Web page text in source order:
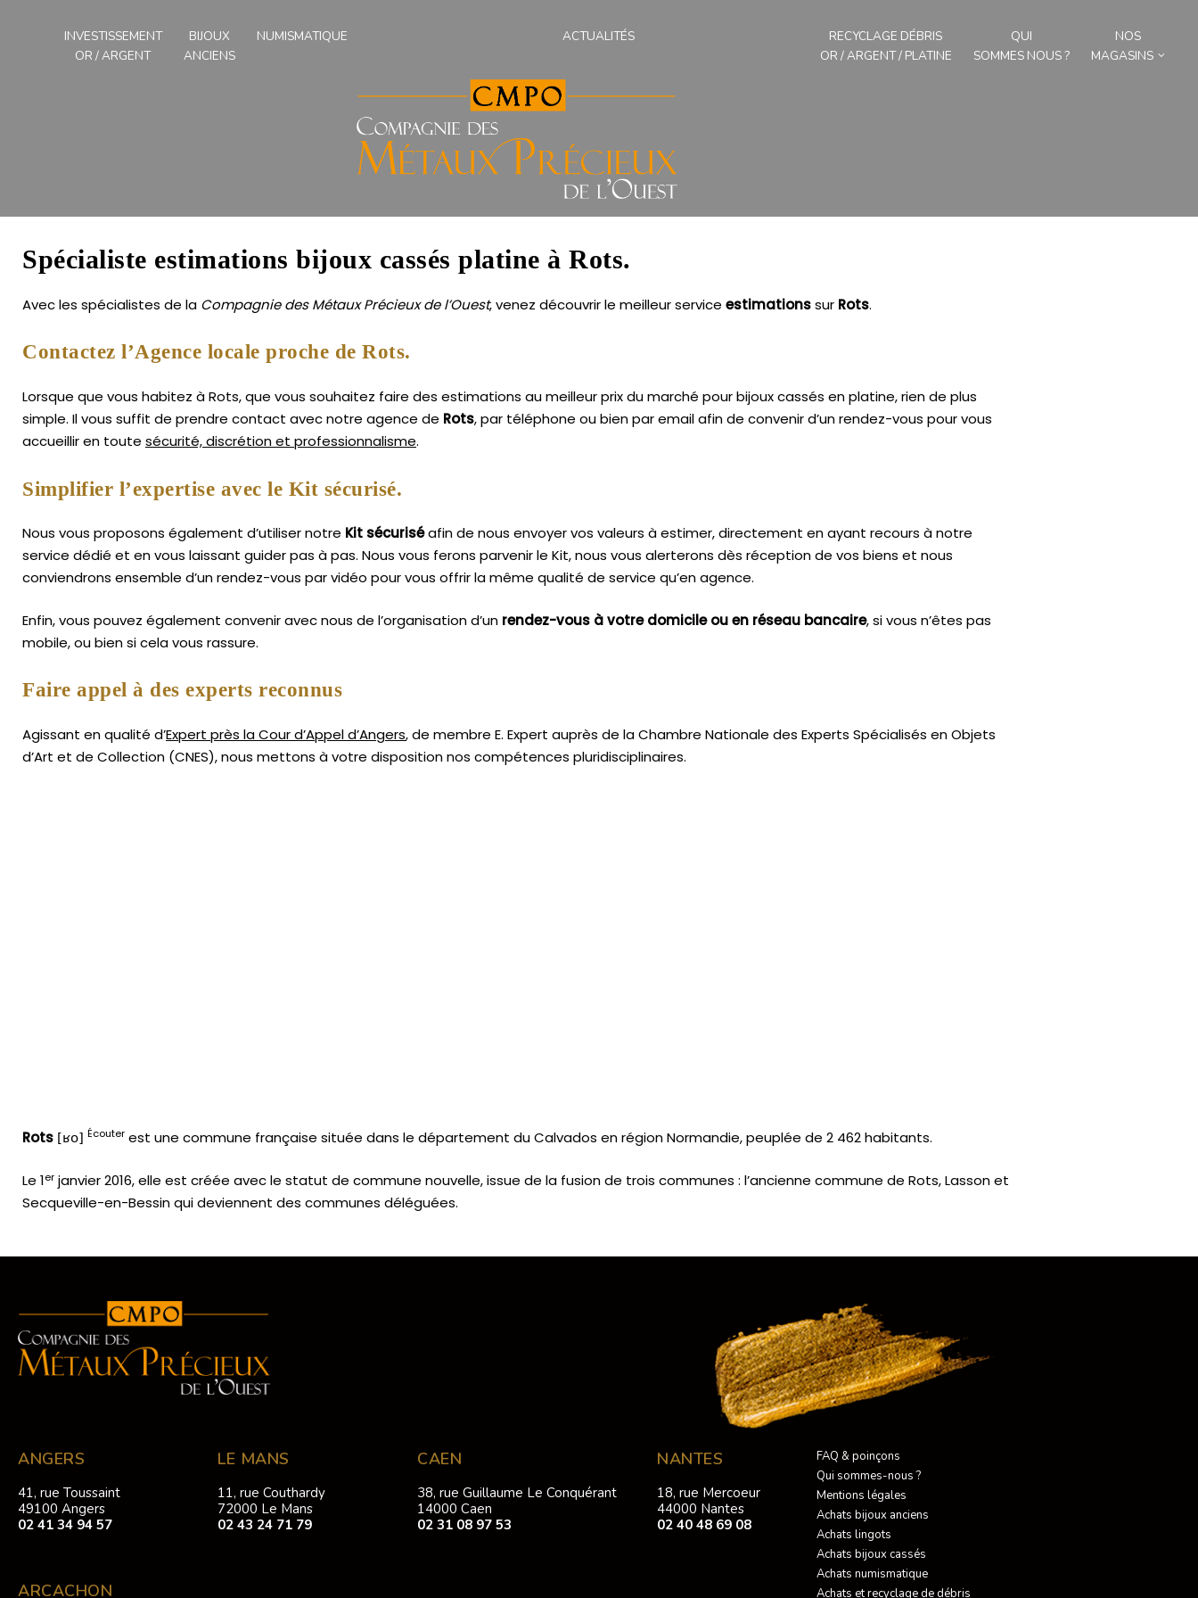
INVESTISSEMENT
OR / ARGENT
BIJOUX
ANCIENS
NUMISMATIQUE ACTUALITÉS
RECYCLAGE DÉBRIS
OR / ARGENT / PLATINE
QUI
SOMMES NOUS ?
NOS
MAGASINS
Spécialiste estimations bijoux cassés platine à Rots.
Avec les spécialistes de la Compagnie des Métaux Précieux de l’Ouest, venez découvrir le meilleur service estimationssur Rots.
Contactez l’Agence locale proche de Rots.
Lorsque que vous habitez à Rots, que vous souhaitez faire des estimations au meilleur prix du marché pour bijoux cassés en platine, rien de plus
simple. Il vous suffit de prendre contact avec notre agence de Rots, par téléphone ou bien par email afin de convenir d’un rendez-vous pour vous
accueillir en toute sécurité, discrétion et professionnalisme.
Simplifier l’expertise avec le Kit sécurisé.
Nous vous proposons également d’utiliser notre Kit sécuriséafin de nous envoyer vos valeurs à estimer, directement en ayant recours à notre
service dédié et en vous laissant guider pas à pas. Nous vous ferons parvenir le Kit, nous vous alerterons dès réception de vos biens et nous
conviendrons ensemble d’un rendez-vous par vidéo pour vous offrir la même qualité de service qu’en agence.
Enfin, vous pouvez également convenir avec nous de l’organisation d’un rendez-vous à votre domicile ou en réseau bancaire, si vous n’êtes pas
mobile, ou bien si cela vous rassure.
Faire appel à des experts reconnus
Agissant en qualité d’Expert près la Cour d’Appel d’Angers, de membre E. Expert auprès de laChambre Nationale des Experts Spécialisés en Objets
d’Art et de Collection (CNES),nous mettons à votre disposition nos compétences pluridisciplinaires.
Rots [ʁo] Écouter est une commune française située dans le département du Calvados en région Normandie, peuplée de 2 462 habitants.
Le 1er janvier 2016, elle est créée avec le statut de commune nouvelle, issue de la fusion de trois communes : l’ancienne commune de Rots, Lasson et
Secqueville-en-Bessin qui deviennent des communes déléguées.
ANGERS
41, rue Toussaint
49100 Angers
02 41 34 94 57
ARCACHON
LE MANS
11, rue Couthardy
72000 Le Mans
02 43 24 71 79
CAEN
38, rue Guillaume Le Conquérant
14000 Caen
02 31 08 97 53
NANTES
18, rue Mercoeur
44000 Nantes
02 40 48 69 08
FAQ & poinçons
Qui sommes-nous ?
Mentions légales
Achats bijoux anciens
Achats lingots
Achats bijoux cassés
Achats numismatique
Achats et recyclage de débris